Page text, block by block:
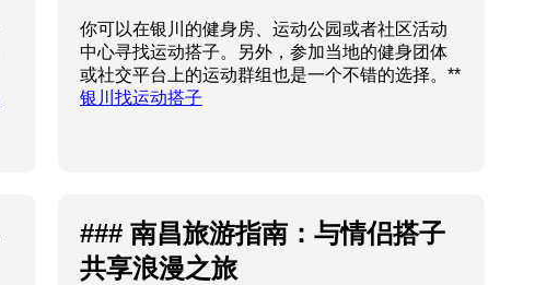
你可以在银川的健身房、运动公园或者社区活动
中心寻找运动搭子。另外，参加当地的健身团体
或社交平台上的运动群组也是一个不错的选择。**
银川找运动搭子
### 南昌旅游指南：与情侣搭子
共享浪漫之旅